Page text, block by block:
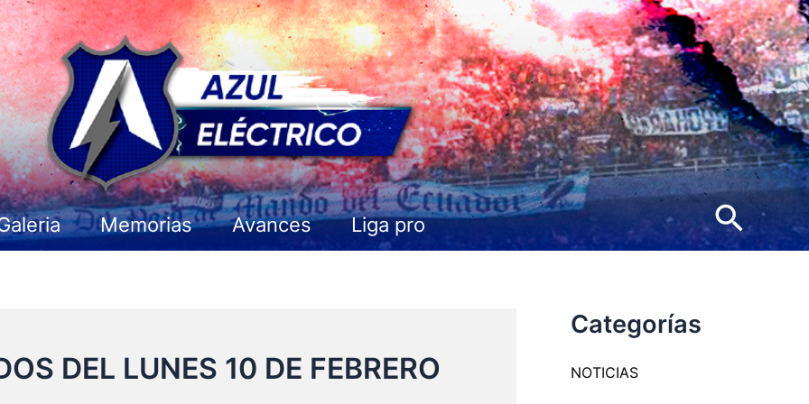
Memorias Avances Liga pro
DEL LUNES 10 DE FEBRERO
Categorías
NOTICIAS